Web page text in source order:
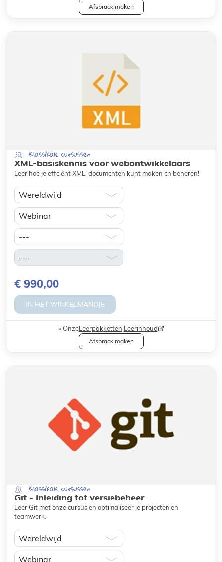
Afspraak maken
Klassikale cursussen
XML-basiskennis voor webontwikkelaars
Leer hoe je efficiënt XML-documenten kunt maken en beheren!
€ 990,00
IN HET WINKELMANDJE
OnzeLeerpakketten|Leerinhoud
Afspraak maken
Klassikale cursussen
Git - Inleiding tot versiebeheer
Leer Git met onze cursus en optimaliseer je projecten en
teamwerk.